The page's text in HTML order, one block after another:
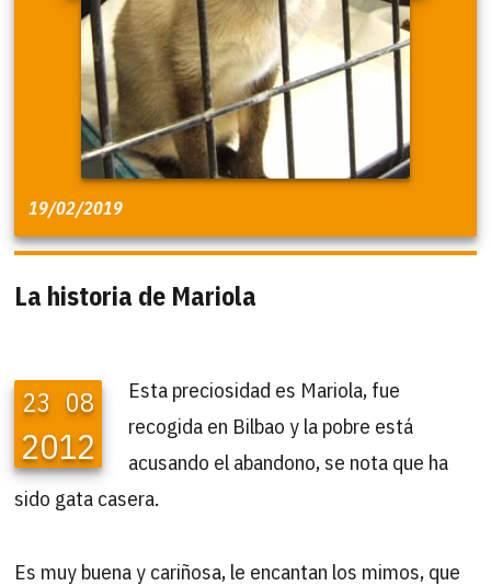
19/02/2019
La historia de Mariola
23 08
2012
Esta preciosidad es Mariola, fue
recogida en Bilbao y la pobre está
acusando el abandono, se nota que ha
sido gata casera.
Es muy buena y cariñosa, le encantan los mimos, que